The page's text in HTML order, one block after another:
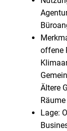
offene
Ältere
Lage: